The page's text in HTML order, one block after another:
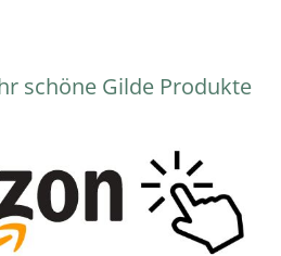
schöne Gilde Produkte